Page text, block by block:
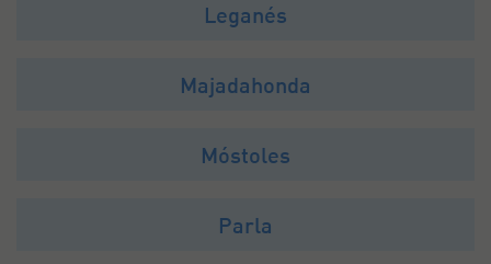
Leganés
Majadahonda
Móstoles
Parla